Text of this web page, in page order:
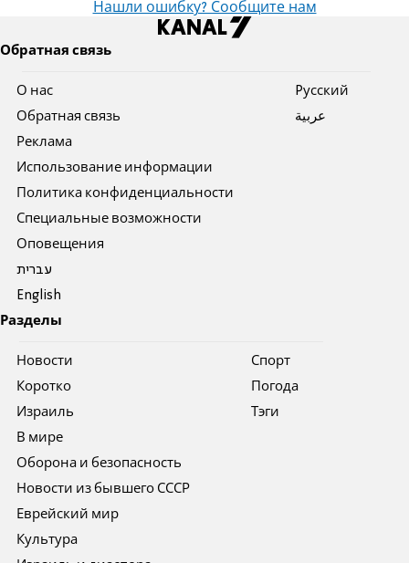
Нашли ошибку? Сообщите нам
Обратная связь
О нас
Обратная связь
Реклама
Использование информации
Политика конфиденциальности
Специальные возможности
Оповещения
עברית
English
Pусский
عربية
Разделы
Новости
Коротко
Израиль
В мире
Оборона и безопасность
Новости из бывшего СССР
Еврейский мир
Культура
Спорт
Погода
Тэги